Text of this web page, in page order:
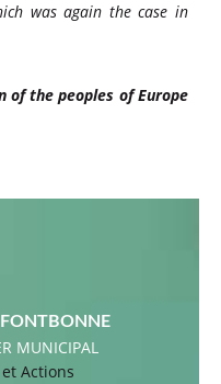
was again the case in
of the peoples of Europe
MUNICIPAL
Actions